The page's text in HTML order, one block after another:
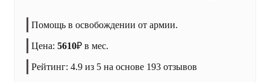
Помощь в освобождении от армии.
Цена: 5610₽ в мес.
Рейтинг: 4.9 из 5 на основе 193 отзывов